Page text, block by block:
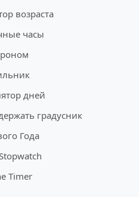
возраста
часы
дней
градусник
Года
Timer